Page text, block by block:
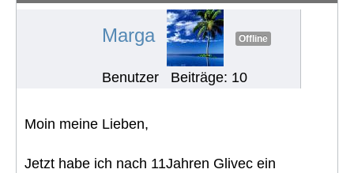
Marga Offline
Benutzer Beiträge: 10
Moin meine Lieben,
Jetzt habe ich nach 11Jahren Glivec ein